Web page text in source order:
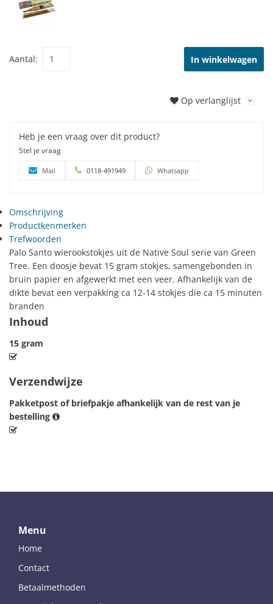
Aantal: In winkelwagen
Op verlanglijst
Heb je een vraag over dit product?
Stel je vraag
Mail 0118-491949 Whatsapp
Omschrijving
Productkenmerken
Trefwoorden
Palo Santo wierookstokjes uit de Native Soul serie van Green
Tree. Een doosje bevat 15 gram stokjes, samengebonden in
bruin papier en afgewerkt met een veer. Afhankelijk van de
dikte bevat een verpakking ca 12-14 stokjes die ca 15 minuten
branden
Inhoud
15 gram
Verzendwijze
Pakketpost of briefpakje afhankelijk van de rest van je
bestelling
Menu
Home
Contact
Betaalmethoden